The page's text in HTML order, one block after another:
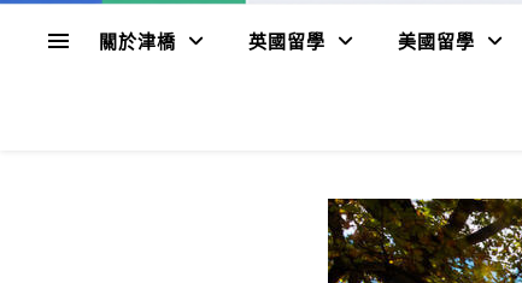
關於津橋 英國留學 美國留學